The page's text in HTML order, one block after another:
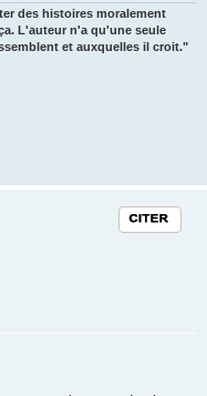
des histoires moralement
L'auteur n'a qu'une seule
et auxquelles il croit."
Citation